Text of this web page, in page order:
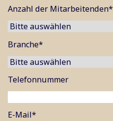
Anzahl der Mitarbeitenden*
Branche*
Telefonnummer
E-Mail*